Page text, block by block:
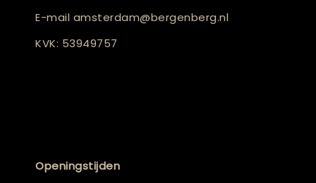
E-mail amsterdam@bergenberg.nl
KVK: 53949757
Openingstijden